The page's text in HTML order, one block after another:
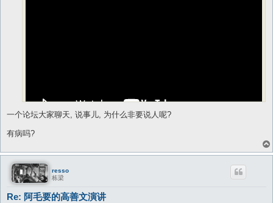
@jack12345 @SOD @枫林晓1 @Lilyamao
我感觉反贼和五毛都要听听经济学家的
一个论坛大家聊天, 说事儿, 为什么非要说人呢?
有病吗?
resso
栋梁
Re: 阿毛要的高善文演讲